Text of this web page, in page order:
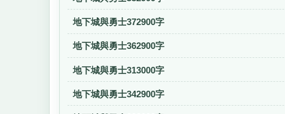
地下城與勇士372900字
地下城與勇士362900字
地下城與勇士313000字
地下城與勇士342900字